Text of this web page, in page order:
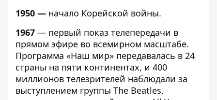
1950 — начало Корейской войны.
1967 — первый показ телепередачи в
прямом эфире во всемирном масштабе.
Программа «Наш мир» передавалась в 24
страны на пяти континентах, и 400
миллионов телезрителей наблюдали за
выступлением группы The Beatles,